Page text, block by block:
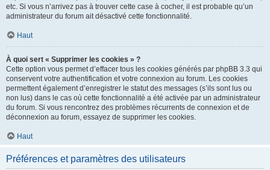
etc. Si vous n’arrivez pas à trouver cette case à cocher, il est probable qu’un
administrateur du forum ait désactivé cette fonctionnalité.
Haut
À quoi sert « Supprimer les cookies » ?
Cette option vous permet d’effacer tous les cookies générés par phpBB 3.3 qui
conservent votre authentification et votre connexion au forum. Les cookies
permettent également d’enregistrer le statut des messages (s’ils sont lus ou
non lus) dans le cas où cette fonctionnalité a été activée par un administrateur
du forum. Si vous rencontrez des problèmes récurrents de connexion et de
déconnexion au forum, essayez de supprimer les cookies.
Haut
Préférences et paramètres des utilisateurs